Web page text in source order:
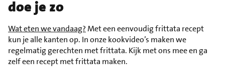
doe je zo
Wat eten we vandaag?Met een eenvoudig frittata recept
kun je alle kanten op. In onze kookvideo’s maken we
regelmatig gerechten met frittata. Kijk met ons mee en ga
zelf een recept met frittata maken.